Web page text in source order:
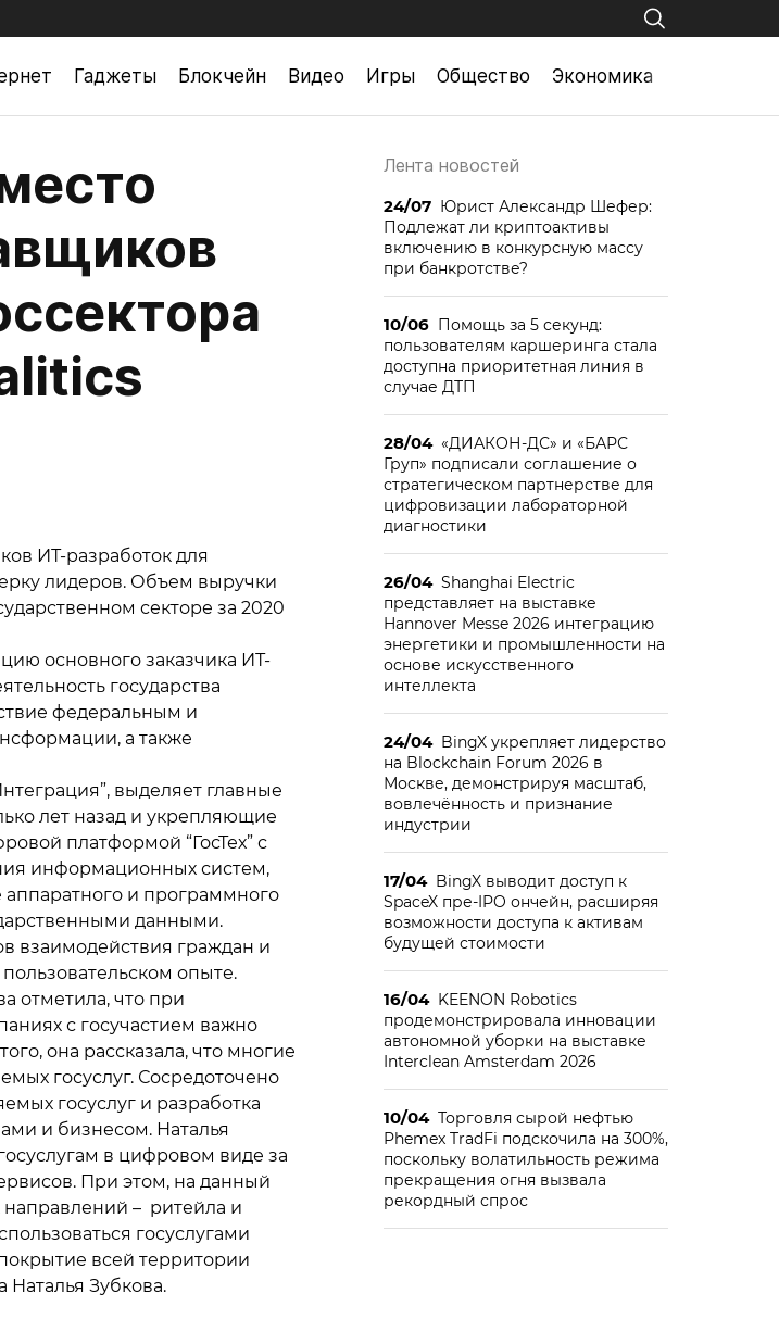
Гаджеты Блокчейн Видео Игры Общество Экономика
ИТ-разработок для
лидеров. Объем выручки
секторе за 2020
основного заказчика ИТ-
государства
федеральным и
а также
выделяет главные
лет назад и укрепляющие
платформой “ГосТех” с
информационных систем,
и программного
данными.
взаимодействия граждан и
опыте.
отметила, что при
с госучастием важно
она рассказала, что многие
госуслуг. Сосредоточено
госуслуг и разработка
и бизнесом. Наталья
в цифровом виде за
При этом, на данный
направлений – ритейла и
госуслугами
всей территории
Наталья Зубкова.
Лента новостей
24/07 Юрист Александр Шефер:
Подлежат ли криптоактивы
включению в конкурсную массу
при банкротстве?
10/06 Помощь за 5 секунд:
пользователям каршеринга стала
доступна приоритетная линия в
случае ДТП
28/04 «ДИАКОН-ДС» и «БАРС
Груп» подписали соглашение о
стратегическом партнерстве для
цифровизации лабораторной
диагностики
26/04 Shanghai Electric
представляет на выставке
Hannover Messe 2026 интеграцию
энергетики и промышленности на
основе искусственного
интеллекта
24/04 BingX укрепляет лидерство
на Blockchain Forum 2026 в
Москве, демонстрируя масштаб,
вовлечённость и признание
индустрии
17/04 BingX выводит доступ к
SpaceX пре-IPO ончейн, расширяя
возможности доступа к активам
будущей стоимости
16/04 KEENON Robotics
продемонстрировала инновации
автономной уборки на выставке
Interclean Amsterdam 2026
10/04 Торговля сырой нефтью
Phemex TradFi подскочила на 300%,
поскольку волатильность режима
прекращения огня вызвала
рекордный спрос